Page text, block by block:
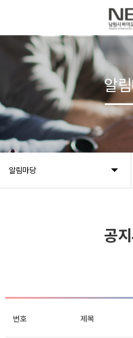
알림마당
알
공
번호 제목